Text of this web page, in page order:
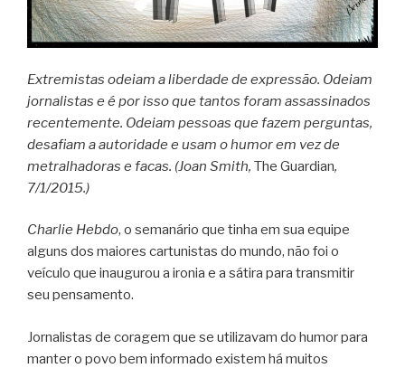
Extremistas odeiam a liberdade de expressão. Odeiam
jornalistas e é por isso que tantos foram assassinados
recentemente. Odeiam pessoas que fazem perguntas,
desafiam a autoridade e usam o humor em vez de
metralhadoras e facas. (Joan Smith, The Guardian,
7/1/2015.)
Charlie Hebdo, o semanário que tinha em sua equipe
alguns dos maiores cartunistas do mundo, não foi o
veículo que inaugurou a ironia e a sátira para transmitir
seu pensamento.
Jornalistas de coragem que se utilizavam do humor para
manter o povo bem informado existem há muitos